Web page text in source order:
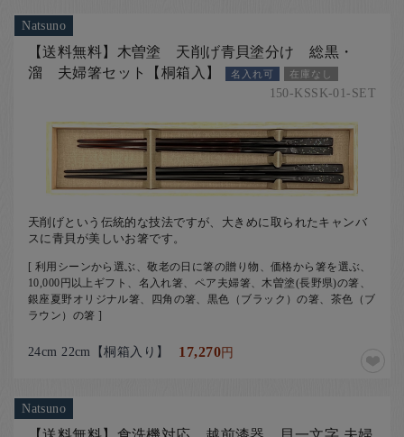
Natsuno
【送料無料】木曽塗 天削げ青貝塗分け 総黒・
溜 夫婦箸セット【桐箱入】
名入れ可 在庫なし
150-KSSK-01-SET
天削げという伝統的な技法ですが、大きめに取られたキャンバ
スに青貝が美しいお箸です。
[ 利用シーンから選ぶ、敬老の日に箸の贈り物、価格から箸を選ぶ、
10,000円以上ギフト、名入れ箸、ペア夫婦箸、木曽塗(長野県)の箸、
銀座夏野オリジナル箸、四角の箸、黒色（ブラック）の箸、茶色（ブ
ラウン）の箸 ]
24cm 22cm【桐箱入り】 17,270円
Natsuno